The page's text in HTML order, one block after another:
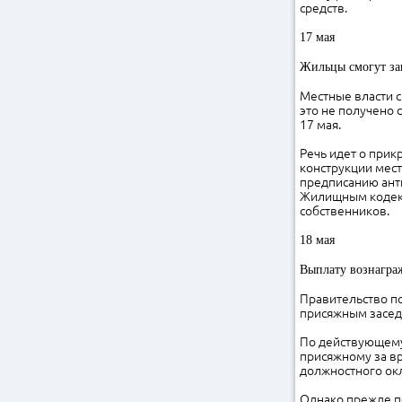
средств.
17 мая
Жильцы смогут
Местные власти
это не получено
17 мая.
Речь идет о
конструкции
предписанию
Жилищным
собственников.
18 мая
Выплату
Правительство
присяжным
По
присяжному за
должностного